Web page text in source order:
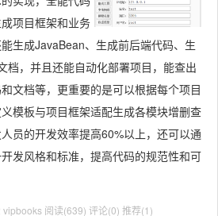
项目框架和业务
生成JavaBean、生成前后端代码、生
档，并且还能自动化部署项目，能查出
文档等，更重要的是可以根据每个项目
模板与项目框架适配生成各模块增删查
员的开发效率提高60%以上，还可以通
发风格和标准，提高代码的规范性和可
vipbooks 阅读(639) 评论(0) 推荐(1)